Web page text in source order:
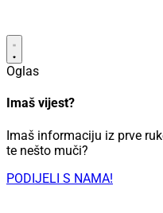
Oglas
Imaš vijest?
Imaš informaciju iz prve
te nešto muči?
PODIJELI S NAMA!